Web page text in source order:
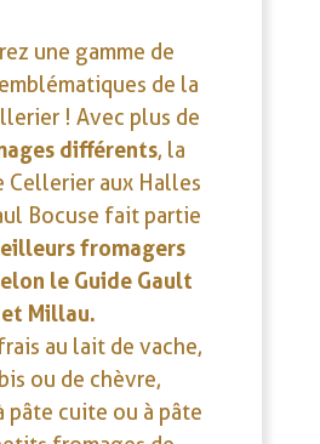
une gamme de
de la
! Avec plus de
différents, la
Cellerier aux Halles
Bocuse fait partie
fromagers
le Guide Gault
et Millau.
au lait de vache,
ou de chèvre,
pâte cuite ou à pâte